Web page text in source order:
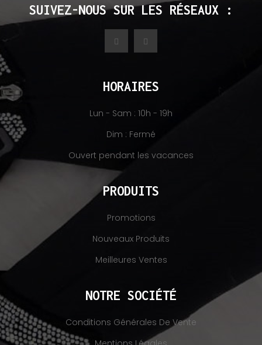
SUIVEZ-NOUS SUR LES RÉSEAUX :
HORAIRES
Lun - Sam : 10h - 19h
Dim : Fermé
Ouvert pendant les vacances
PRODUITS
Promotions
Nouveaux Produits
Meilleures Ventes
NOTRE SOCIÉTÉ
Conditions Générales De Vente